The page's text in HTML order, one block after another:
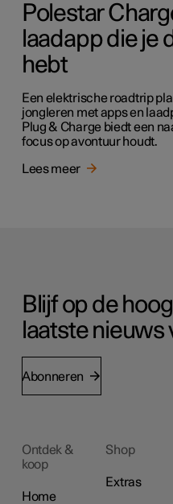
Polestar
laadapp die je
hebt
Een elektrische roadtrip
jongleren met apps en
Plug & Charge biedt een
focus op avontuur houdt.
Lees meer
Blijf op de
laatste nieuws
Abonneren
Ontdek &
koop
Home
Shop
Extras